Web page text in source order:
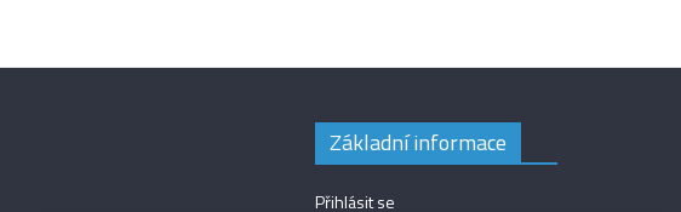
Základní informace
Přihlásit se